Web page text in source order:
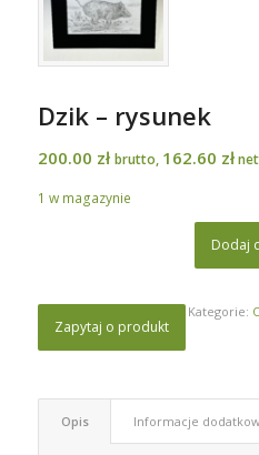
Dzik – rysunek
200.00 zł brutto, 162.60 zł
1 w magazynie
Dodaj
Kategorie:
Zapytaj o produkt
Opis Informacje